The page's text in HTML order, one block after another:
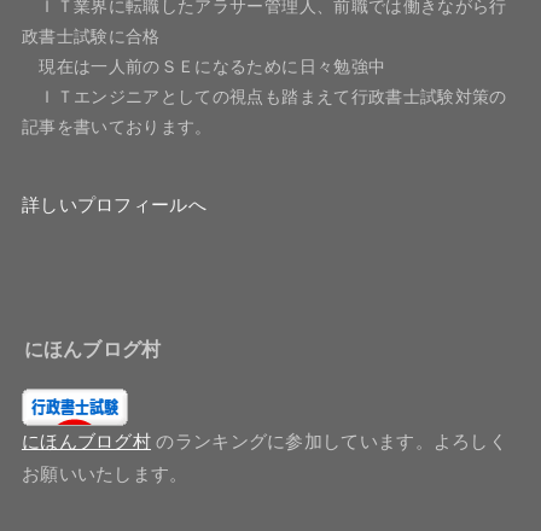
ＩＴ業界に転職したアラサー管理人、前職では働きながら行
政書士試験に合格
現在は一人前のＳＥになるために日々勉強中
ＩＴエンジニアとしての視点も踏まえて行政書士試験対策の
記事を書いております。
詳しいプロフィールへ
にほんブログ村
にほんブログ村 のランキングに参加しています。よろしく
お願いいたします。